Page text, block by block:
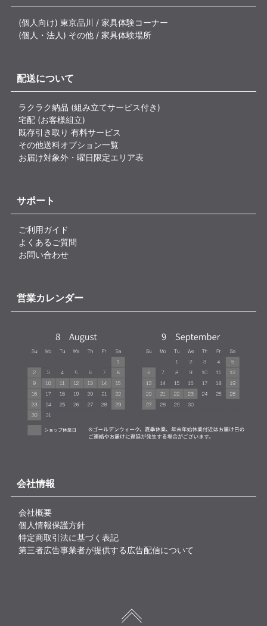
(個人向け) 東京品川 / 家具体験コーナー
(個人・法人) その他 / 家具体験場所
配送について
ラクラク納品 (組み立てサービス付き)
宅配 (お客様組立)
既存引き取り 有料サービス
その他送料オプション一覧
お届け対象外・曜日限定エリア表
サポート
ご利用ガイド
よくあるご質問
お問い合わせ
営業カレンダー
会社情報
会社概要
個人情報保護方針
特定商取引法に基づく表記
第三者広告事業者が提供する広告配信について